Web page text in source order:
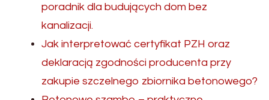
poradnik dla budujących dom bez
kanalizacji.
Jak interpretować certyfikat PZH oraz
deklaracją zgodności producenta przy
zakupie szczelnego zbiornika betonowego?